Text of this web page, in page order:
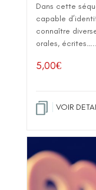
Dans cette
capable
connaître
orales,
5,00€
VOIR